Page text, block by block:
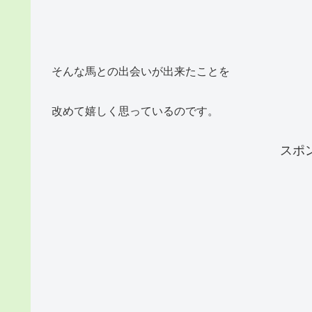
そんな馬との出会いが出来たことを
改めて嬉しく思っているのです。
スポ